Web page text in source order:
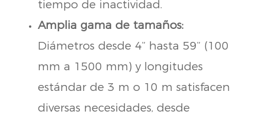
tiempo de inactividad.
Amplia gama de tamaños:
Diámetros desde 4” hasta 59” (100
mm a 1500 mm) y longitudes
estándar de 3 m o 10 m satisfacen
diversas necesidades, desde